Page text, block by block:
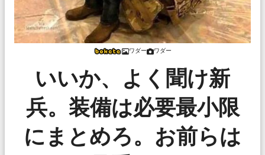
ワダー ワダー
いいか、よく聞け新
兵。装備は必要最小限
にまとめろ。お前らは